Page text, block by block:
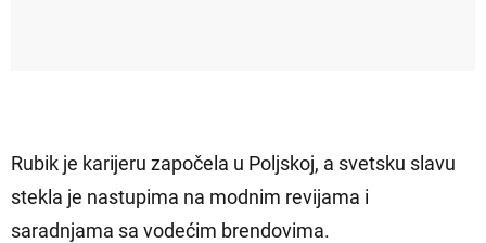
Rubik je karijeru započela u Poljskoj, a svetsku slavu
stekla je nastupima na modnim revijama i
saradnjama sa vodećim brendovima.